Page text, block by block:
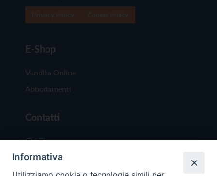
E-Shop
Vendita Online
Abbonamenti
Contatti
Chi Siamo
Redazione
Scrivici
Informativa